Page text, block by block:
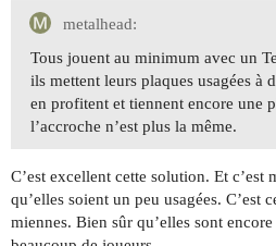
metalhead:
Tous jouent au minimum avec un
ils mettent leurs plaques usagées à
en profitent et tiennent encore une
l’accroche n’est plus la même.
C’est excellent cette solution. Et c’est
qu’elles soient un peu usagées. C’est
miennes. Bien sûr qu’elles sont